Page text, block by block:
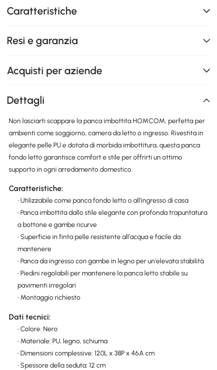
Caratteristiche
Resi e garanzia
Acquisti per aziende
Dettagli
Non lasciarti scappare la panca imbottita HOMCOM, perfetta per
ambienti come soggiorno, camera da letto o ingresso. Rivestita in
elegante pelle PU e dotata di morbida imbottitura, questa panca
fondo letto garantisce comfort e stile per offrirti un ottimo
supporto in ogni arredamento domestico.
Caratteristiche:
• Utilizzabile come panca fondo letto o all'ingresso di casa
• Panca imbottita dallo stile elegante con profonda trapuntatura
a bottone e gambe ricurve
• Superficie in finta pelle resistente all'acqua e facile da
mantenere
• Panca da ingresso con gambe in legno per un'elevata stabilità
• Piedini regolabili per mantenere la panca letto stabile su
pavimenti irregolari
• Montaggio richiesto
Dati tecnici:
• Colore: Nero
• Materiale: PU, legno, schiuma
• Dimensioni complessive: 120L x 38P x 46A cm
• Spessore della seduta: 12 cm